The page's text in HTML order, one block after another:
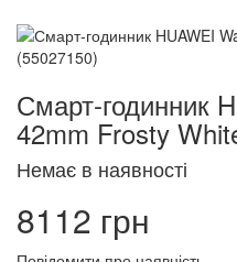
Смарт-годинник
42mm Frosty
Немає в наявності
8112 грн